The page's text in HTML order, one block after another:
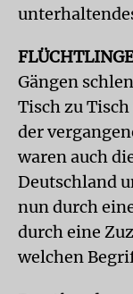
Gängen
Tisch zu
der
waren auch
Deutschland
nun durch
durch eine
welchen